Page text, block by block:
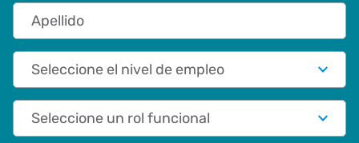
Apellido
Nivel de empleo
Función